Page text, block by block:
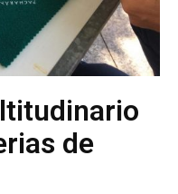
de